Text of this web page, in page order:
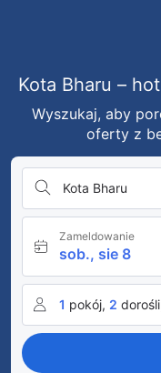
Kota Bharu –
Wyszukaj, aby
oferty z
Kota Bharu
Zameldowanie
sob., sie 8
1 pokój, 2